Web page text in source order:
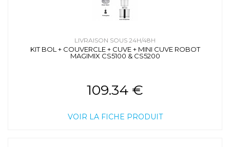
LIVRAISON SOUS 24H/48H
KIT BOL + COUVERCLE + CUVE + MINI CUVE ROBOT
MAGIMIX CS5100 & CS5200
109.34 €
VOIR LA FICHE PRODUIT